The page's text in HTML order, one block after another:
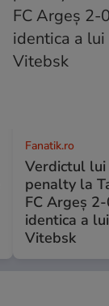
Fanatik.ro
Verdictul
penalty la
FC Argeș
identica a
Vitebsk